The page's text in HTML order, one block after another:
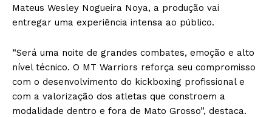
Mateus Wesley Nogueira Noya, a produção vai
entregar uma experiência intensa ao público.
“Será uma noite de grandes combates, emoção e alto
nível técnico. O MT Warriors reforça seu compromisso
com o desenvolvimento do kickboxing profissional e
com a valorização dos atletas que constroem a
modalidade dentro e fora de Mato Grosso”, destaca.